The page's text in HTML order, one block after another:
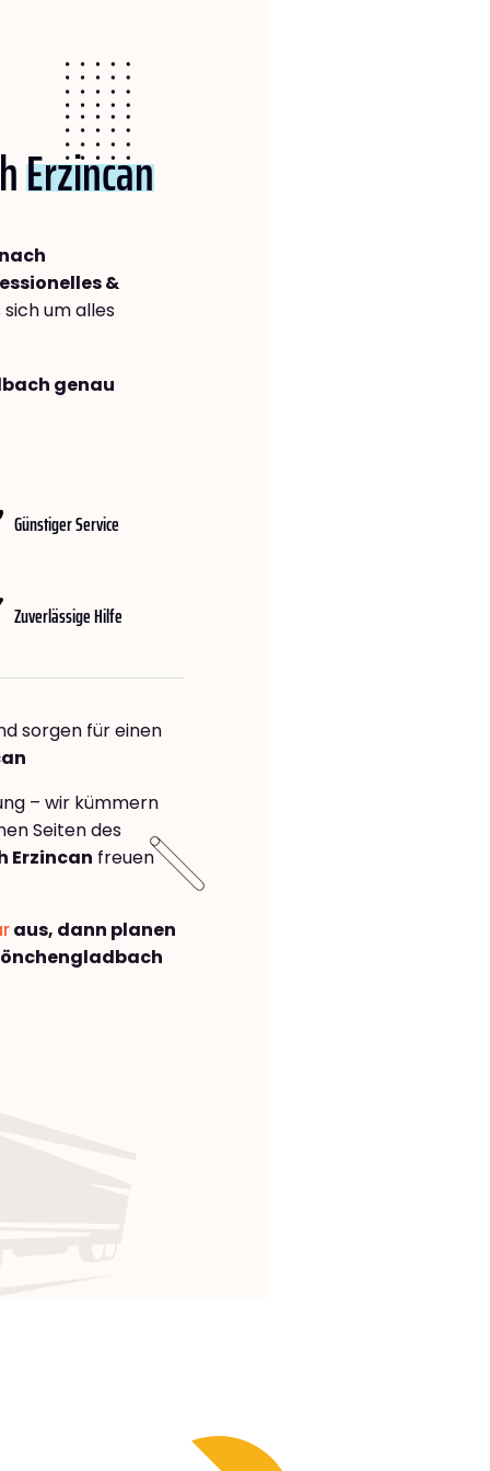
Erzincan
&
sich um alles
genau
Günstiger Service
Zuverlässige Hilfe
sorgen für einen
– wir kümmern
Seiten des
Erzincan freuen
aus, dann planen